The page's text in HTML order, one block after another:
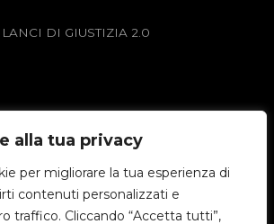
alla tua privacy
per migliorare la tua esperienza di
contenuti personalizzati e
traffico. Cliccando “Accetta tutti”,
DI GIUSTIZIA 2.0
BILANCI DI GIUSTIZIA